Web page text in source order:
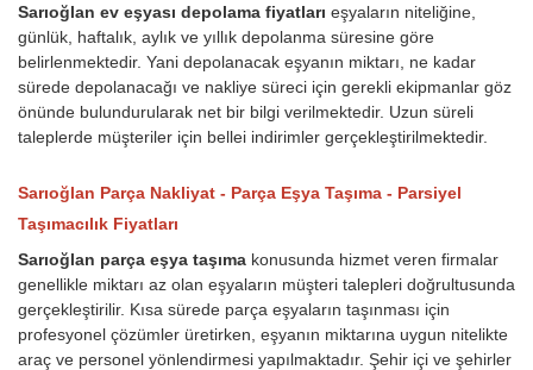
Sarıoğlan ev eşyası depolama fiyatları eşyaların niteliğine,
günlük, haftalık, aylık ve yıllık depolanma süresine göre
belirlenmektedir. Yani depolanacak eşyanın miktarı, ne kadar
sürede depolanacağı ve nakliye süreci için gerekli ekipmanlar göz
önünde bulundurularak net bir bilgi verilmektedir. Uzun süreli
taleplerde müşteriler için bellei indirimler gerçekleştirilmektedir.
Sarıoğlan Parça Nakliyat - Parça Eşya Taşıma - Parsiyel
Taşımacılık Fiyatları
Sarıoğlan parça eşya taşıma konusunda hizmet veren firmalar
genellikle miktarı az olan eşyaların müşteri talepleri doğrultusunda
gerçekleştirilir. Kısa sürede parça eşyaların taşınması için
profesyonel çözümler üretirken, eşyanın miktarına uygun nitelikte
araç ve personel yönlendirmesi yapılmaktadır. Şehir içi ve şehirler